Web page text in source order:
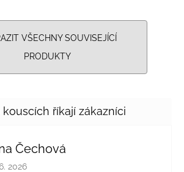
VŠECHNY SOUVISEJÍCÍ
PRODUKTY
Čechová
obchodu je 5 z 5 hvězdiček.
2026